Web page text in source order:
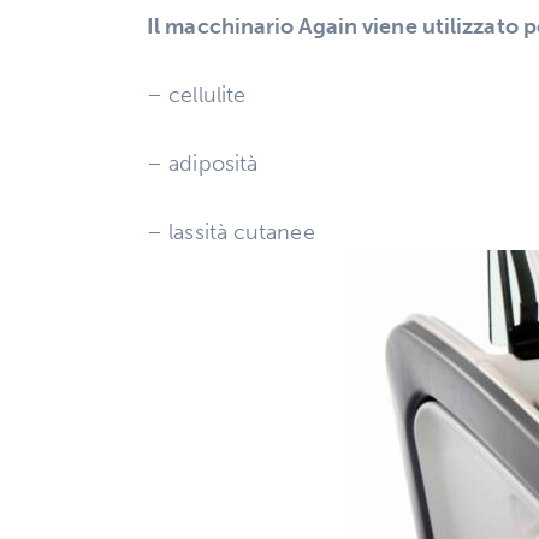
Il macchinario Again viene utilizzato
– cellulite
– adiposità
– lassità cutanee